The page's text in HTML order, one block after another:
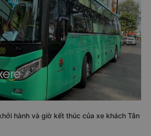
hành và giờ kết thúc của xe khách Tân